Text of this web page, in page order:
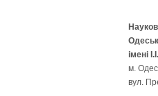
імені
м.
вул.